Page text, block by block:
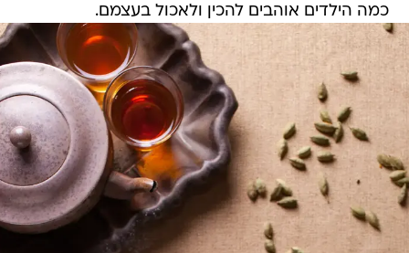
כמה הילדים אוהבים להכין ולאכול בעצמם.